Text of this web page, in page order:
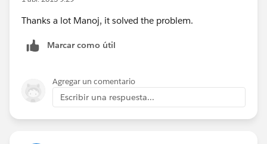
Thanks a lot Manoj, it solved the problem.
Marcar como útil
Agregar un comentario
Escribir una respuesta...